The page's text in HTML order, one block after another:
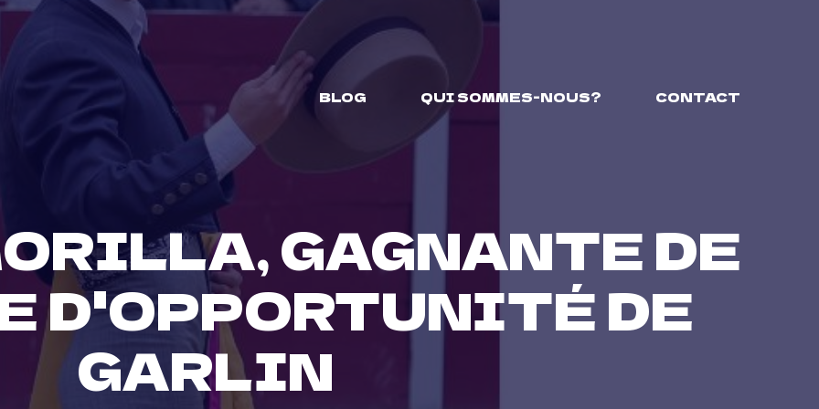
BLOG
QUI SOMMES-NOUS? CONTACT
GAGNANTE DE
D'OPPORTUNITÉ DE
GARLIN